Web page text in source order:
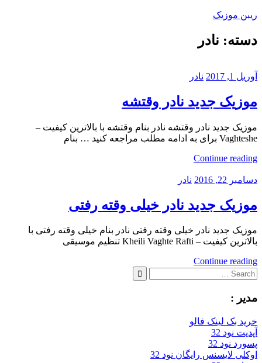
Skip
ریبن موزیک
دانلود
دسته: نادر
آوریل 1, 2017 نادر
موزیک جدید نادر وقتشه
موزیک جدید نادر وقتشه نادر بنام وقتشه با بالاترین کیفیت –
Vaghteshe برای به ادامه مطلب مراجعه کنید … بنام
Continue reading
دسامبر 22, 2016 نادر
موزیک جدید نادر خیلی وقته رفتی
موزیک جدید نادر خیلی وقته رفتی نادر بنام خیلی وقته رفتی با
بالاترین کیفیت – Kheili Vaghte Rafti تنظیم موسیقی
Continue reading
Search
for:
Search
مدیر :
خرید بک لینک فالو
آپدیت نود 32
پسورد نود 32
اوکلی لایسنس رایگان نود 32